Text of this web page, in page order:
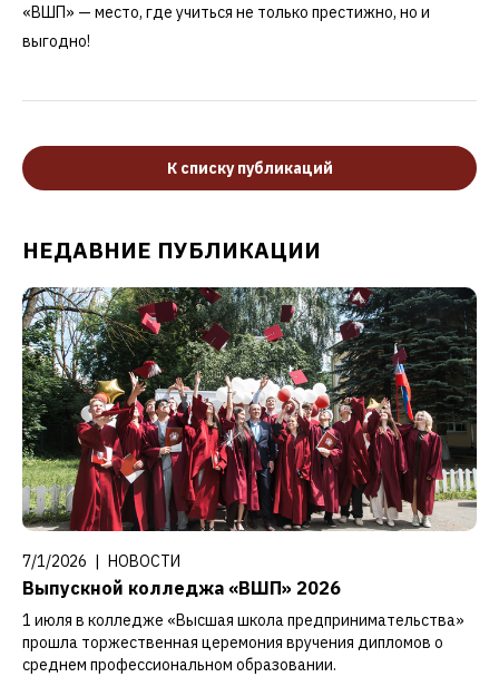
«ВШП» — место, где учиться не только престижно, но и
выгодно!
К списку публикаций
НЕДАВНИЕ ПУБЛИКАЦИИ
7/1/2026 НОВОСТИ
Выпускной колледжа «ВШП» 2026
1 июля в колледже «Высшая школа предпринимательства»
прошла торжественная церемония вручения дипломов о
среднем профессиональном образовании.